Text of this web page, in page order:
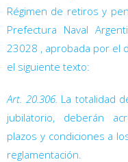
Régimen de retiros y
Prefectura Naval
23028 , aprobada por el
el siguiente texto:
Art. 20.306. La totalidad
jubilatorio, deberán
plazos y condiciones a
reglamentación.